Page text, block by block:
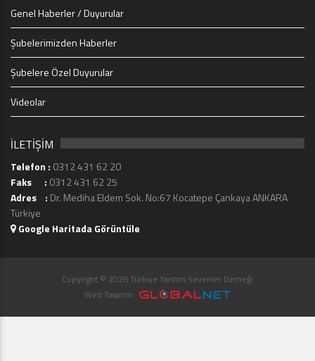
Genel Haberler / Duyurular
Şubelerimizden Haberler
Şubelere Özel Duyurular
Videolar
İLETİŞİM
Telefon : 0312 431 62 20
Faks : 0312 431 62 25
Adres : Dr. Mediha Eldem Sok. No:67 Kocatepe Çankaya ANKARA
Türkiye
Google Haritada Görüntüle
Copyright © 2026 Türkiye Yardım Sevenler Derneği
Web Tasarım :